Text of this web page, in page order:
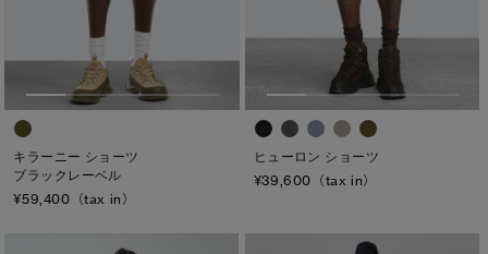
キラーニー ショーツ
ブラックレーベル
¥59,400（tax in）
ヒューロン ショーツ
¥39,600（tax in）